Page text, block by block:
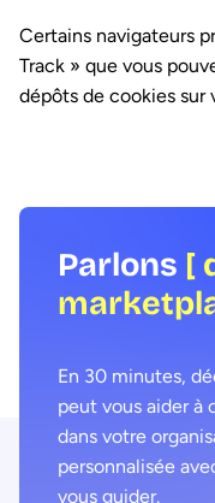
Certains navigateurs
Track » que vous
dépôts de cookies sur
Parlons [
En 30 minutes,
peut vous aider à
dans votre
personnalisée
vous guider.